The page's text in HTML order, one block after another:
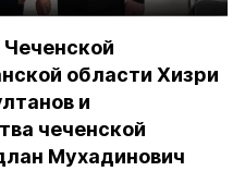
области Хизри
и
чеченской
Мухадинович